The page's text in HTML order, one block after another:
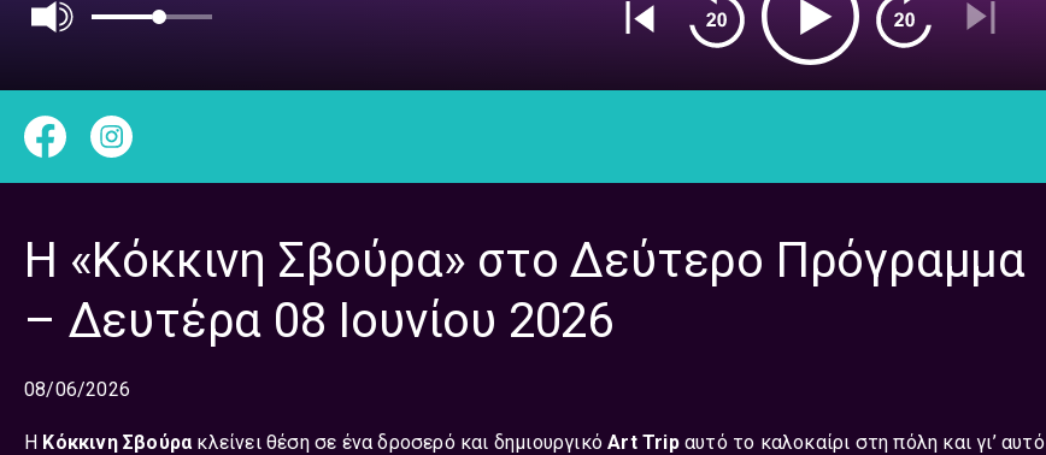
Η «Κόκκινη Σβούρα» στο Δεύτερο Πρόγραμμα
– Δευτέρα 08 Ιουνίου 2026
08/06/2026
Η Κόκκινη Σβούρακλείνει θέση σε ένα δροσερό και δημιουργικόArt Tripαυτό το καλοκαίρι στη πόλη και γι’ αυτό